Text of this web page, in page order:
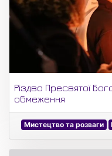
Різдво Пресвятої
обмеження
Мистецтво та розваги